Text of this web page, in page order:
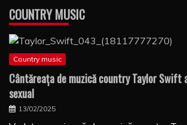
COUNTRY MUSIC
Country music
Cântăreaţa de muzică country Taylor
sexual
13/02/2025